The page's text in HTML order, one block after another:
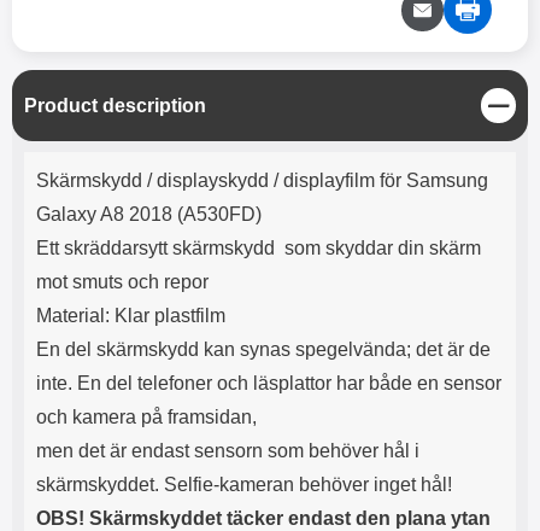
Product description
C
l
o
Product description
Skärmskydd / displayskydd / displayfilm för Samsung
Galaxy A8 2018 (A530FD)
Ett skräddarsytt skärmskydd som skyddar din skärm
mot smuts och repor
Material: Klar plastfilm
En del skärmskydd kan synas spegelvända; det är de
inte. En del telefoner och läsplattor har både en sensor
och kamera på framsidan,
men det är endast sensorn som behöver hål i
skärmskyddet. Selfie-kameran behöver inget hål!
OBS! Skärmskyddet täcker endast den plana ytan